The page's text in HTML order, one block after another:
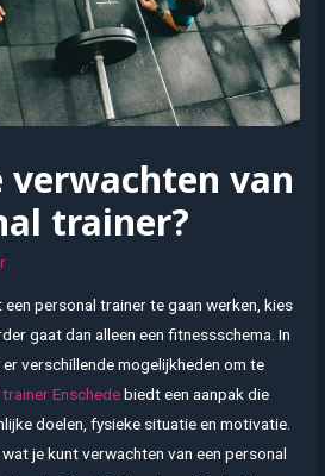
verwachten van
trainer?
personal trainer te gaan werken, kies
gaat dan alleen een fitnessschema. In
verschillende mogelijkheden om te
Enschedebiedt een aanpak die
doelen, fysieke situatie en motivatie.
je kunt verwachten van een personal